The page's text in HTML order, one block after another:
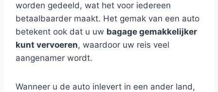
worden gedeeld, wat het voor iedereen
betaalbaarder maakt. Het gemak van een auto
betekent ook dat u uw bagage gemakkelijker
kunt vervoeren, waardoor uw reis veel
aangenamer wordt.
Wanneer u de auto inlevert in een ander land,